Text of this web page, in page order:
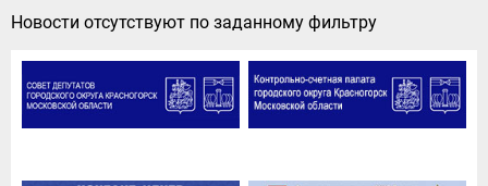
Новости отсутствуют по заданному фильтру